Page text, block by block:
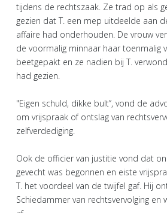
tijdens de rechtszaak. Ze trad op als
gezien dat T. een mep uitdeelde aan
affaire had onderhouden. De vrouw
de voormalig minnaar haar toenmalig
beetgepakt en ze nadien bij T.
had gezien.
"Eigen schuld, dikke bult’’, vond de
om vrijspraak of ontslag van
zelfverdediging.
Ook de officier van justitie vond dat
gevecht was begonnen en eiste
T. het voordeel van de twijfel gaf. Hij
Schiedammer van rechtsvervolging en